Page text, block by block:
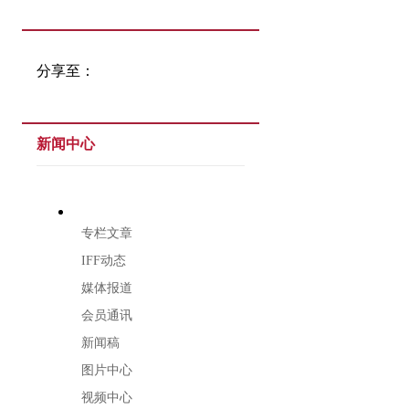
分享至：
新闻中心
专栏文章
IFF动态
媒体报道
会员通讯
新闻稿
图片中心
视频中心